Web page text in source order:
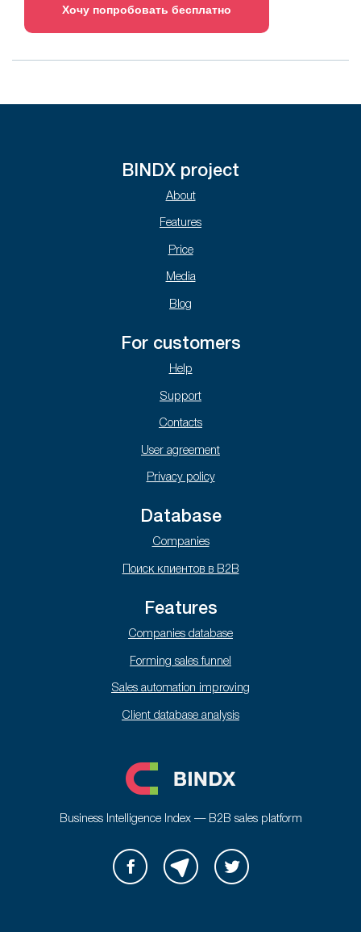
Хочу попробовать бесплатно
BINDX project
About
Features
Price
Media
Blog
For customers
Help
Support
Contacts
User agreement
Privacy policy
Database
Companies
Поиск клиентов в B2B
Features
Companies database
Forming sales funnel
Sales automation improving
Client database analysis
Business Intelligence Index — B2B sales platform